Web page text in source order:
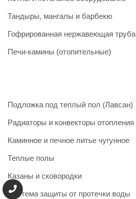
Тандыры, мангалы и барбекю
Гофрированная нержавеющая труба
Печи-камины (отопительные)
Подложка под теплый пол (Лавсан)
Радиаторы и конвекторы отопления
Каминное и печное литье чугунное
Теплые полы
Казаны и сковородки
Система защиты от протечки воды